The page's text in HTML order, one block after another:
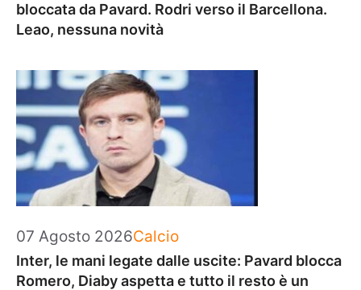
bloccata da Pavard. Rodri verso il Barcellona.
Leao, nessuna novità
07 Agosto 2026Categorie
Calcio
Inter, le mani legate dalle uscite: Pavard blocca
Romero, Diaby aspetta e tutto il resto è un